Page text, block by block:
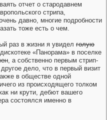
отчет о стародавнем
стрипа,
давно, многие подробности
тоже есть о чем.
раз в жизни я увидел голую
«Панорама» в поселке
, а собственно первым стрип-
дело, что в первый визит
в обществе одной
из происходящего толком
ни крути, дебют вашего
состоялся именно в